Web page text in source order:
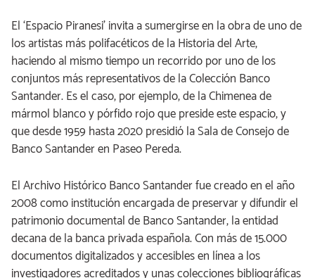
El ‘Espacio Piranesi’ invita a sumergirse en la obra de uno de
los artistas más polifacéticos de la Historia del Arte,
haciendo al mismo tiempo un recorrido por uno de los
conjuntos más representativos de la Colección Banco
Santander. Es el caso, por ejemplo, de la Chimenea de
mármol blanco y pórfido rojo que preside este espacio, y
que desde 1959 hasta 2020 presidió la Sala de Consejo de
Banco Santander en Paseo Pereda.
El Archivo Histórico Banco Santander fue creado en el año
2008 como institución encargada de preservar y difundir el
patrimonio documental de Banco Santander, la entidad
decana de la banca privada española. Con más de 15.000
documentos digitalizados y accesibles en línea a los
investigadores acreditados y unas colecciones bibliográficas